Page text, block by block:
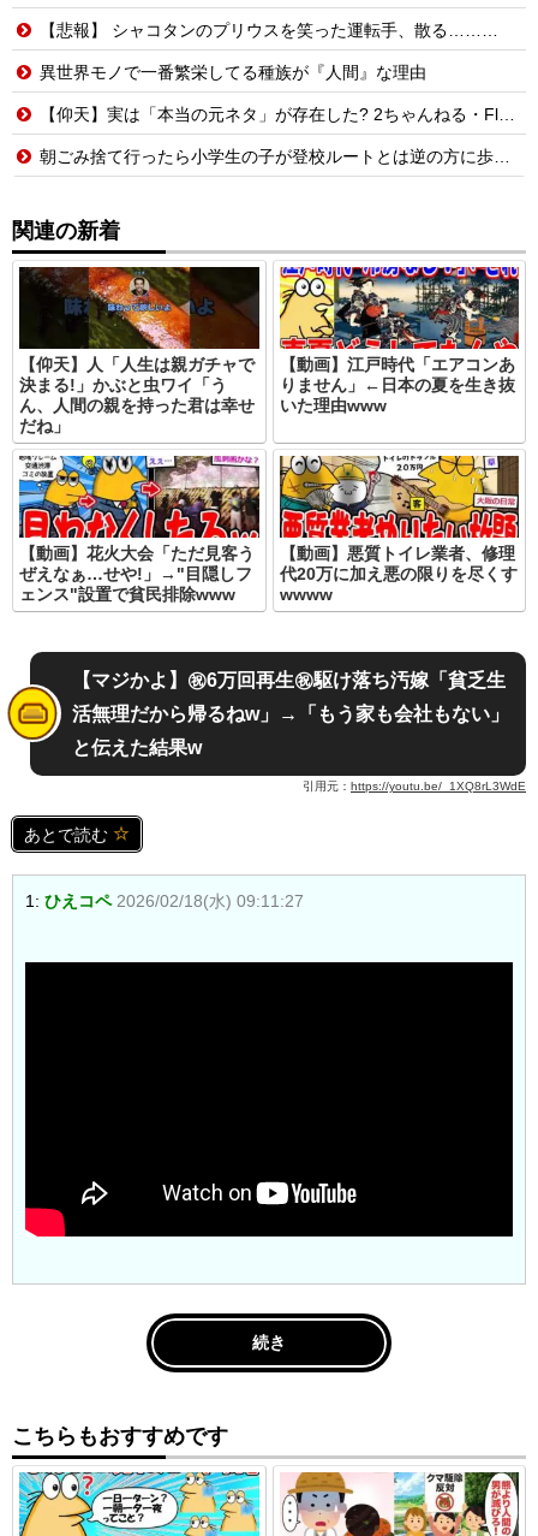
【悲報】 シャコタンのプリウスを笑った運転手、散る………
異世界モノで一番繁栄してる種族が『人間』な理由
【仰天】実は「本当の元ネタ」が存在した? 2ちゃんねる・Flash・平成の最恐都市伝説5選
朝ごみ捨て行ったら小学生の子が登校ルートとは逆の方に歩いてた
関連の新着
【仰天】人「人生は親ガチャで
決まる!」かぶと虫ワイ「う
ん、人間の親を持った君は幸せ
だね」
【動画】江戸時代「エアコンあ
りません」←日本の夏を生き抜
いた理由www
【動画】花火大会「ただ見客う
ぜえなぁ…せや!」→"目隠しフ
ェンス"設置で貧民排除www
【動画】悪質トイレ業者、修理
代20万に加え悪の限りを尽くす
wwww
【マジかよ】㊗️6万回再生㊗️駆け落ち汚嫁「貧乏生
活無理だから帰るねw」→「もう家も会社もない」
と伝えた結果w
引用元： https://youtu.be/_1XQ8rL3WdE
あとで読む
1: ひえコペ 2026/02/18(水) 09:11:27
続き
こちらもおすすめです